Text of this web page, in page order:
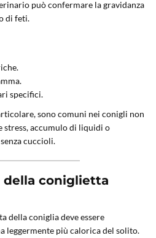
può confermare la gravidanza
di feti.
specifici.
sono comuni nei conigli non
stress, accumulo di liquidi o
cuccioli.
della coniglietta
della coniglia deve essere
leggermente più calorica del solito.